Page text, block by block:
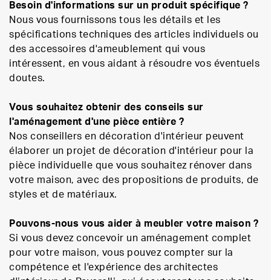
Besoin d'informations sur un produit spécifique ?
Nous vous fournissons tous les détails et les
spécifications techniques des articles individuels ou
des accessoires d'ameublement qui vous
intéressent, en vous aidant à résoudre vos éventuels
doutes.
Vous souhaitez obtenir des conseils sur
l'aménagement d'une pièce entière ?
Nos conseillers en décoration d'intérieur peuvent
élaborer un projet de décoration d'intérieur pour la
pièce individuelle que vous souhaitez rénover dans
votre maison, avec des propositions de produits, de
styles et de matériaux.
Pouvons-nous vous aider à meubler votre maison ?
Si vous devez concevoir un aménagement complet
pour votre maison, vous pouvez compter sur la
compétence et l'expérience des architectes